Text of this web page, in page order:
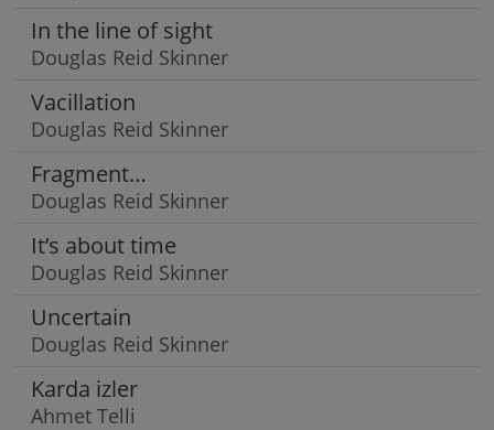
In the line of sight
Douglas Reid Skinner
Vacillation
Douglas Reid Skinner
Fragment…
Douglas Reid Skinner
It’s about time
Douglas Reid Skinner
Uncertain
Douglas Reid Skinner
Karda izler
Ahmet Telli